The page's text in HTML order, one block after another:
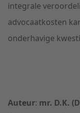
integrale
advocaatkosten
onderhavige
Auteur: mr. D.K.